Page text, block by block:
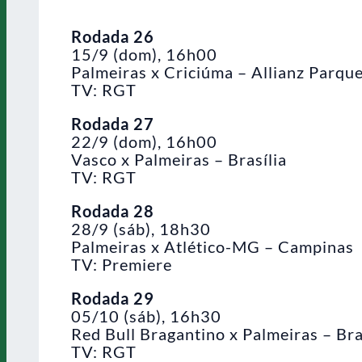
Rodada 26
15/9 (dom), 16h00
Palmeiras x Criciúma – Allianz Parque
TV: RGT
Rodada 27
22/9 (dom), 16h00
Vasco x Palmeiras – Brasília
TV: RGT
Rodada 28
28/9 (sáb), 18h30
Palmeiras x Atlético-MG – Campinas
TV: Premiere
Rodada 29
05/10 (sáb), 16h30
Red Bull Bragantino x Palmeiras –
TV: RGT